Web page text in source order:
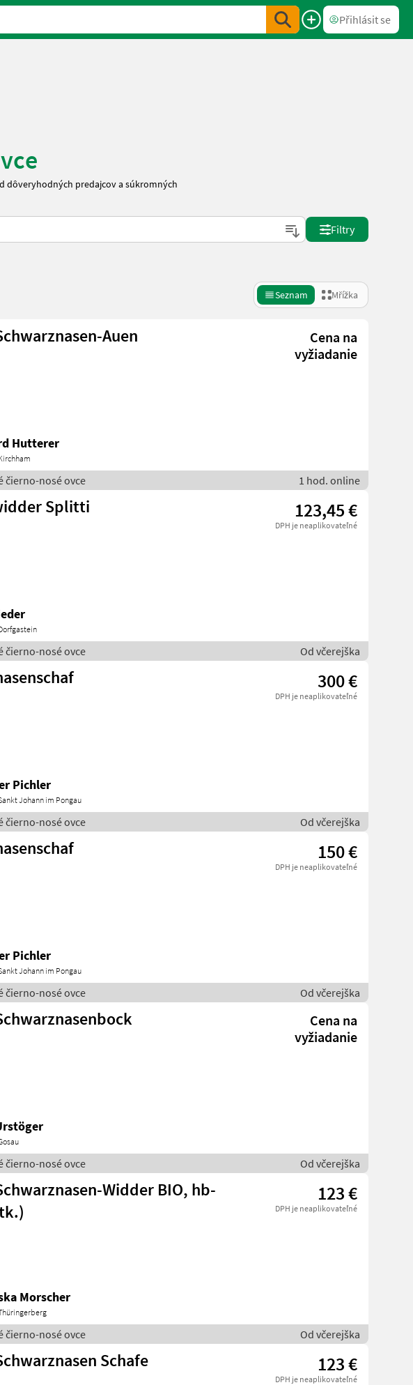
Přihlásit se
dôveryhodných predajcov a súkromných
Filtry
Seznam Mřížka
Auen
Cena na
vyžiadanie
Hutterer
čierno-nosé ovce 1 hod. online
Splitti 123,45 €
DPH je neaplikovateľné
čierno-nosé ovce Od včerejška
300 €
DPH je neaplikovateľné
Pichler
Johann im Pongau
čierno-nosé ovce Od včerejška
150 €
DPH je neaplikovateľné
Pichler
Johann im Pongau
čierno-nosé ovce Od včerejška
Cena na
vyžiadanie
čierno-nosé ovce Od včerejška
Widder BIO, hb-
123 €
DPH je neaplikovateľné
Morscher
čierno-nosé ovce Od včerejška
Schafe 123 €
DPH je neaplikovateľné